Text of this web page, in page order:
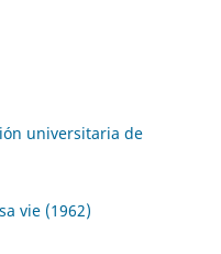
universitaria de
vie (1962)